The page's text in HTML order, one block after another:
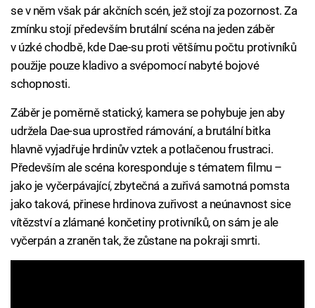
se v něm však pár akčních scén, jež stojí za pozornost. Za
zmínku stojí především brutální scéna na jeden záběr
v úzké chodbě, kde Dae-su proti většímu počtu protivníků
použije pouze kladivo a svépomocí nabyté bojové
schopnosti.
Záběr je poměrně statický, kamera se pohybuje jen aby
udržela Dae-sua uprostřed rámování, a brutální bitka
hlavně vyjadřuje hrdinův vztek a potlačenou frustraci.
Především ale scéna koresponduje s tématem filmu –
jako je vyčerpávající, zbytečná a zuřivá samotná pomsta
jako taková, přinese hrdinova zuřivost a neúnavnost sice
vítězství a zlámané končetiny protivníků, on sám je ale
vyčerpán a zraněn tak, že zůstane na pokraji smrti.